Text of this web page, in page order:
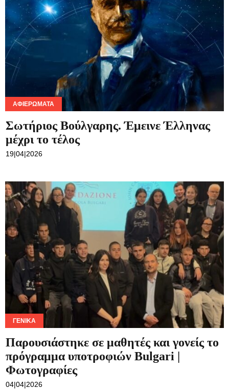
ΑΦΙΕΡΏΜΑΤΑ
Σωτήριος Βούλγαρης. Έμεινε Έλληνας
μέχρι το τέλος
19|04|2026
ΓΕΝΙΚΆ
Παρουσιάστηκε σε μαθητές και γονείς το
πρόγραμμα υποτροφιών Bulgari |
Φωτογραφίες
04|04|2026